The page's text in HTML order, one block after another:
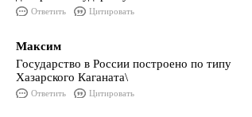
Ответить Цитировать
Максим
Государство в России построено по типу
Хазарского Каганата\
Ответить Цитировать